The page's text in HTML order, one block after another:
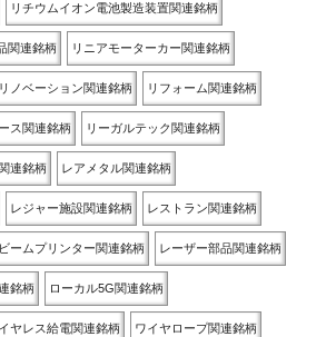
リチウムイオン電池製造装置関連銘柄
関連銘柄 リニアモーターカー関連銘柄
リノベーション関連銘柄 リフォーム関連銘柄
ス関連銘柄 リーガルテック関連銘柄
連銘柄 レアメタル関連銘柄
レジャー施設関連銘柄 レストラン関連銘柄
ームプリンター関連銘柄 レーザー部品関連銘柄
銘柄 ローカル5G関連銘柄
ヤレス給電関連銘柄 ワイヤロープ関連銘柄